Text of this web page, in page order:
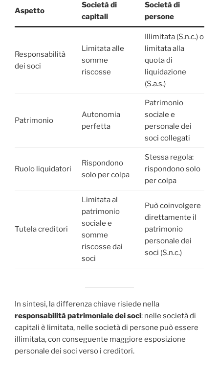
Aspetto
Società di
capitali
Società di
persone
Responsabilità
dei soci
Limitata alle
somme
riscosse
Illimitata (S.n.c.) o
limitata alla
quota di
liquidazione
(S.a.s.)
Patrimonio
Autonomia
perfetta
Patrimonio
sociale e
personale dei
soci collegati
Ruolo liquidatori
Rispondono
solo per colpa
Stessa regola:
rispondono solo
per colpa
Tutela creditori
Limitata al
patrimonio
sociale e
somme
riscosse dai
soci
Può coinvolgere
direttamente il
patrimonio
personale dei
soci (S.n.c.)
In sintesi, la differenza chiave risiede nella
responsabilità patrimoniale dei soci: nelle società di
capitali è limitata, nelle società di persone può essere
illimitata, con conseguente maggiore esposizione
personale dei soci verso i creditori.